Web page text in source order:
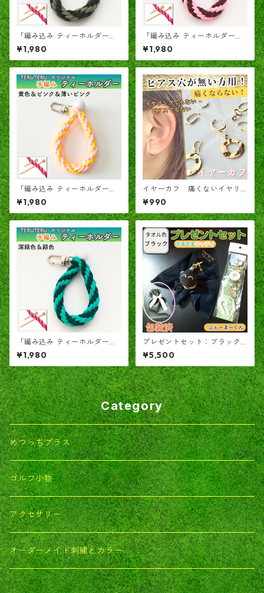
「編み込み ティーホルダー」
TERUTERU®のヒモ オリーブ
系ツートン
¥1,980
「編み込み ティーホルダー」
TERUTERU®のヒモ こげ茶✕
ピンク
¥1,980
「編み込み ティーホルダー」
TERUTERU®のヒモ 黄色✕薄
いピンク✕ピンク
¥1,980
イヤーカフ 痛くないイヤリ
ング 貴方の耳のサイズに調
節してお使いください ピア
ス穴不要
¥990
「編み込み ティーホルダー」
TERUTERU®のヒモ 深緑色✕
緑色
¥1,980
プレゼントセット：ブラック
「てるてるキャディ」と「ふ
ぉーまーくん」
¥5,500
Category
めつっちプラス
ゴルフ小物
アクセサリー
オーダーメイド刺繍とカラー